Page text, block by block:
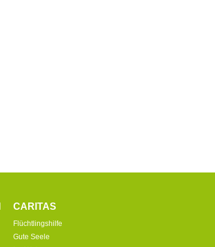
CARITAS
Flüchtlingshilfe
Gute Seele